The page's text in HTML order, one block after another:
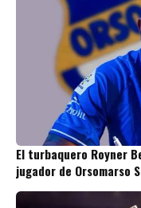
El turbaquero Royner
jugador de Orsomarso